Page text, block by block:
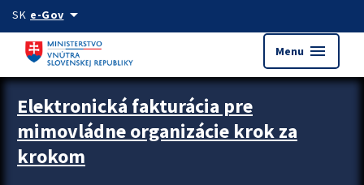
Preskocit na hlavný obsah
SK e-Govarrow_drop_down
Menu menu
Zastavit automatický posun upútavok
Elektronická fakturácia pre
mimovládne organizácie krok za
krokom